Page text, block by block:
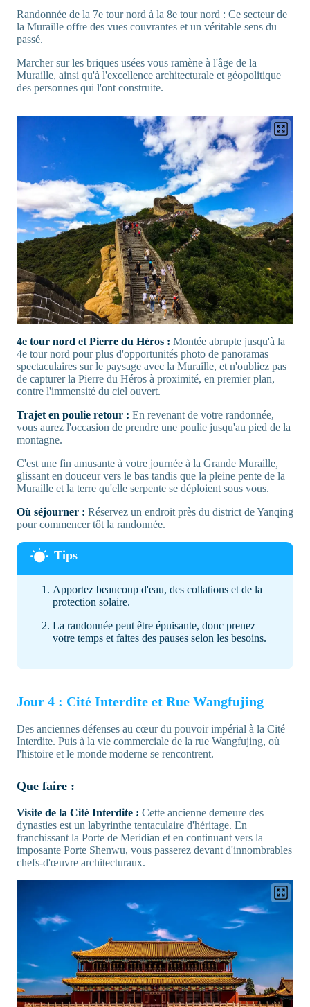
Randonnée de la 7e tour nord à la 8e tour nord : Ce secteur de
la Muraille offre des vues couvrantes et un véritable sens du
passé.
Marcher sur les briques usées vous ramène à l'âge de la
Muraille, ainsi qu'à l'excellence architecturale et géopolitique
des personnes qui l'ont construite.
4e tour nord et Pierre du Héros : Montée abrupte jusqu'à la
4e tour nord pour plus d'opportunités photo de panoramas
spectaculaires sur le paysage avec la Muraille, et n'oubliez pas
de capturer la Pierre du Héros à proximité, en premier plan,
contre l'immensité du ciel ouvert.
Trajet en poulie retour : En revenant de votre randonnée,
vous aurez l'occasion de prendre une poulie jusqu'au pied de la
montagne.
C'est une fin amusante à votre journée à la Grande Muraille,
glissant en douceur vers le bas tandis que la pleine pente de la
Muraille et la terre qu'elle serpente se déploient sous vous.
Où séjourner : Réservez un endroit près du district de Yanqing
pour commencer tôt la randonnée.
Apportez beaucoup d'eau, des collations et de la
protection solaire.
La randonnée peut être épuisante, donc prenez
votre temps et faites des pauses selon les besoins.
Jour 4 : Cité Interdite et Rue Wangfujing
Des anciennes défenses au cœur du pouvoir impérial à la Cité
Interdite. Puis à la vie commerciale de la rue Wangfujing, où
l'histoire et le monde moderne se rencontrent.
Que faire :
Visite de la Cité Interdite : Cette ancienne demeure des
dynasties est un labyrinthe tentaculaire d'héritage. En
franchissant la Porte de Meridian et en continuant vers la
imposante Porte Shenwu, vous passerez devant d'innombrables
chefs-d'œuvre architecturaux.